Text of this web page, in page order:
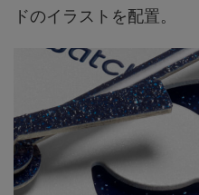
ドのイラストを配置。